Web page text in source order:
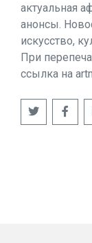
актуальная
анонсы.
искусство,
При
ссылка на